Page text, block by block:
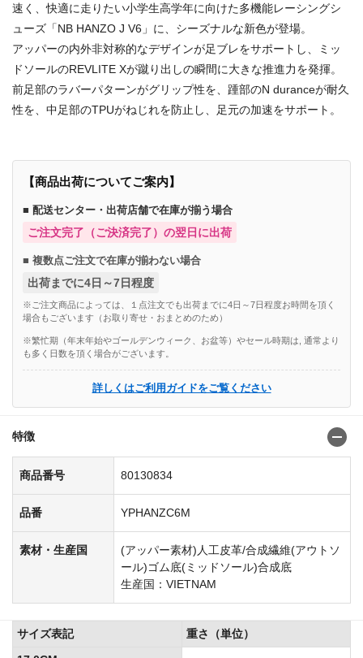
速く、快適に走りたい小学生高学年に向けた多機能レーシングシ
ューズ「NB HANZO J V6」に、シーズナルな新色が登場。
アッパーの内外非対称的なデザインが足ブレをサポートし、ミッ
ドソールのREVLITE Xが蹴り出しの瞬間に大きな推進力を発揮。
前足部のラバーパターンがグリップ性を、踵部のN duranceが耐久
性を、中足部のTPUがねじれを防止し、足元の加速をサポート。
【商品出荷についてご案内】
■ 配送センター・出荷店舗で在庫が揃う場合
ご注文完了（ご決済完了）の翌日に出荷
■ 複数点ご注文で在庫が揃わない場合
出荷までに4日～7日程度
※ご注文商品によっては、１点注文でも出荷までに4日～7日程度お時間を頂く
場合もございます（お取り寄せ・おまとめのため）
※繁忙期（年末年始やゴールデンウィーク、お盆等）やセール時期は, 通常より
も多く日数を頂く場合がございます。
詳しくはご利用ガイドをご覧ください
特徴
商品番号 80130834
品番 YPHANZC6M
素材・生産国
(アッパー素材)人工皮革/合成繊維(アウトソ
ール)ゴム底(ミッドソール)合成底
生産国：VIETNAM
サイズ表記
重さ（単位）